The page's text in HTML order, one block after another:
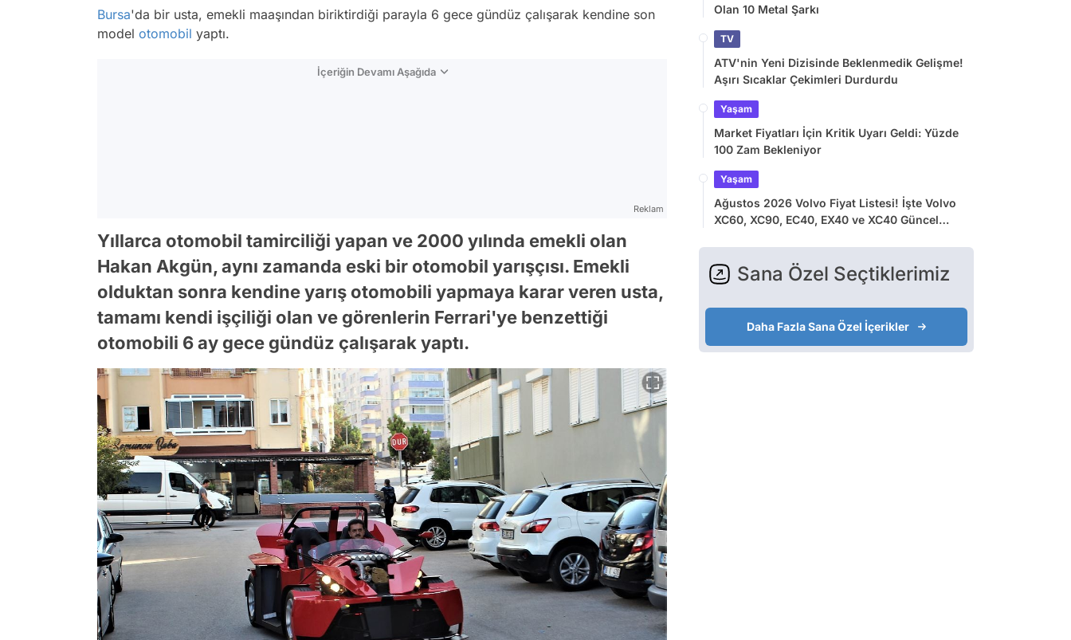
Bursa'da bir usta, emekli maaşından biriktirdiği parayla 6 gece gündüz çalışarak kendine son
model otomobil yaptı.
İçeriğin Devamı Aşağıda
Reklam
Yıllarca otomobil tamirciliği yapan ve 2000 yılında emekli olan
Hakan Akgün, aynı zamanda eski bir otomobil yarışçısı. Emekli
olduktan sonra kendine yarış otomobili yapmaya karar veren usta,
tamamı kendi işçiliği olan ve görenlerin Ferrari'ye benzettiği
otomobili 6 ay gece gündüz çalışarak yaptı.
Olan 10 Metal Şarkı
TV
ATV'nin Yeni Dizisinde Beklenmedik Gelişme!
Aşırı Sıcaklar Çekimleri Durdurdu
Yaşam
Market Fiyatları İçin Kritik Uyarı Geldi: Yüzde
100 Zam Bekleniyor
Yaşam
Ağustos 2026 Volvo Fiyat Listesi! İşte Volvo
XC60, XC90, EC40, EX40 ve XC40 Güncel
Sana Özel Seçtiklerimiz
Daha Fazla Sana Özel İçerikler